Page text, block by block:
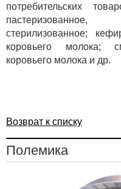
потребительских
пастеризованное,
стерилизованное;
коровьего молока;
коровьего молока и др.
Возврат к списку
Полемика